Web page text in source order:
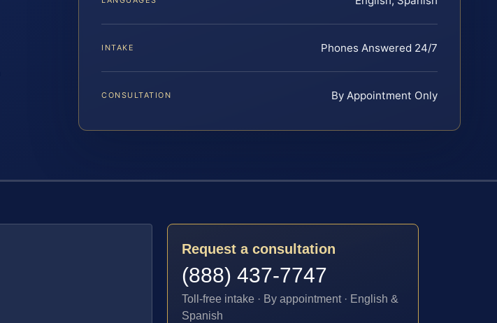
INTAKE Phones Answered 24/7
CONSULTATION By Appointment Only
Request a consultation
(888) 437-7747
Toll-free intake · By appointment · English &
Spanish